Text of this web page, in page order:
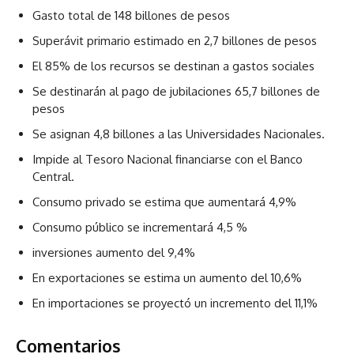
Gasto total de 148 billones de pesos
Superávit primario estimado en 2,7 billones de pesos
El 85% de los recursos se destinan a gastos sociales
Se destinarán al pago de jubilaciones 65,7 billones de
pesos
Se asignan 4,8 billones a las Universidades Nacionales.
Impide al Tesoro Nacional financiarse con el Banco
Central.
Consumo privado se estima que aumentará 4,9%
Consumo público se incrementará 4,5 %
inversiones aumento del 9,4%
En exportaciones se estima un aumento del 10,6%
En importaciones se proyectó un incremento del 11,1%
Comentarios